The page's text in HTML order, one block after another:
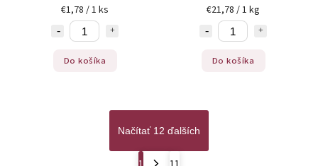
€1,78 / 1 ks
Do košíka
€21,78 / 1 kg
Do košíka
Načítať 12 ďalších